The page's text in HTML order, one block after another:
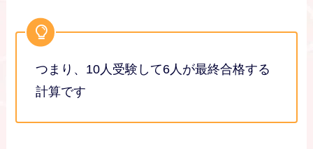
つまり、10人受験して6人が最終合格する
計算です